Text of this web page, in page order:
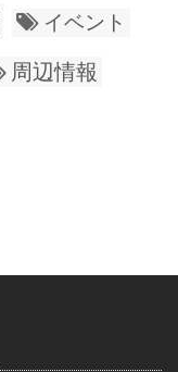
イベント
周辺情報